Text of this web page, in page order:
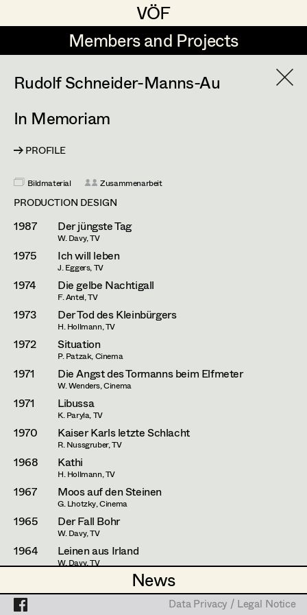
VÖF
VÖF
Members and Projects
Members and Projects
News
News
DE EN HOME
Suche
Art Department
Costume Department
Retired Members
Honorary Members
In Memoriam
Projects
Data Privacy / Legal Notice
Sabine Koechert
Michaela Kovacs
Werner Otto
Herta Pischinger-Hareiter
Anna Reschl
Rudolf Schneider-Manns-Au
Herwig Schretter
Andreas Sobotka
Eva Ulmer-Janes
Isidor Wimmer
Erik Zenzius
Rudolf Schneider-Manns-Au
In Memoriam
PROFILE
Bildmaterial Zusammenarbeit
PRODUCTION DESIGN
1987 Der jüngste Tag
W. Davy, TV
1975 Ich will leben
J. Eggers, TV
1974 Die gelbe Nachtigall
F. Antel, TV
1973 Der Tod des Kleinbürgers
H. Hollmann, TV
1972 Situation
P. Patzak, Cinema
1971 Die Angst des Tormanns beim Elfmeter
W. Wenders, Cinema
1971 Libussa
K. Paryla, TV
1970 Kaiser Karls letzte Schlacht
R. Nussgruber, TV
1968 Kathi
H. Hollmann, TV
1967 Moos auf den Steinen
G. Lhotzky, Cinema
1965 Der Fall Bohr
W. Davy, TV
1964 Leinen aus Irland
W. Davy, TV
W. Davy, TV
Data Privacy / Legal Notice